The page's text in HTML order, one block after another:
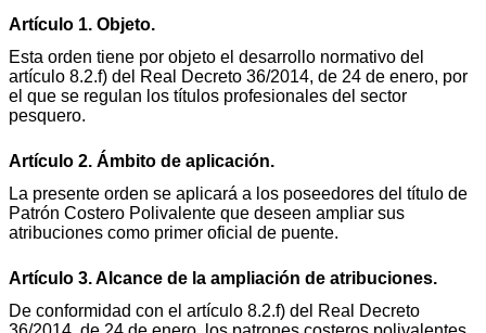
Artículo 1. Objeto.
Esta orden tiene por objeto el desarrollo normativo del
artículo 8.2.f) del Real Decreto 36/2014, de 24 de enero, por
el que se regulan los títulos profesionales del sector
pesquero.
Artículo 2. Ámbito de aplicación.
La presente orden se aplicará a los poseedores del título de
Patrón Costero Polivalente que deseen ampliar sus
atribuciones como primer oficial de puente.
Artículo 3. Alcance de la ampliación de atribuciones.
De conformidad con el artículo 8.2.f) del Real Decreto